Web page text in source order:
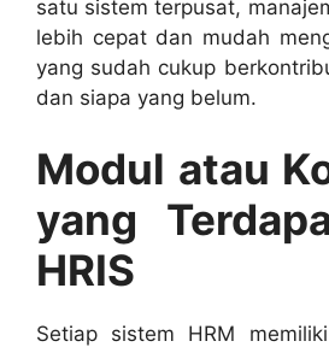
satu sistem terpusat,
lebih cepat dan mudah
yang sudah cukup
dan siapa yang belum.
Modul atau
yang
HRIS
Setiap sistem HRM